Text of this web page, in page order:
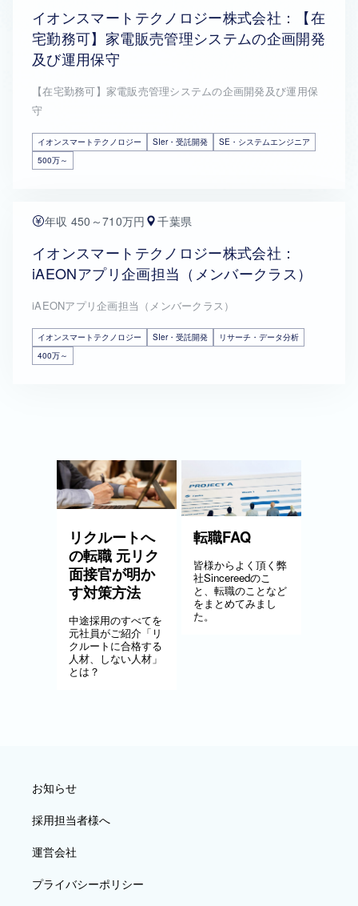
イオンスマートテクノロジー株式会社：【在
宅勤務可】家電販売管理システムの企画開発
及び運用保守
【在宅勤務可】家電販売管理システムの企画開発及び運用保
守
イオンスマートテクノロジー SIer・受託開発
SE・システムエンジニア
500万～
年収 450～710万円 千葉県
イオンスマートテクノロジー株式会社：
iAEONアプリ企画担当（メンバークラス）
iAEONアプリ企画担当（メンバークラス）
イオンスマートテクノロジー SIer・受託開発
リサーチ・データ分析
400万～
リクルートへ
の転職 元リク
面接官が明か
す対策方法
中途採用のすべてを
元社員がご紹介「リ
クルートに合格する
人材、しない人材」
とは？
転職FAQ
皆様からよく頂く弊
社Sincereedのこ
と、転職のことなど
をまとめてみまし
た。
お知らせ
採用担当者様へ
運営会社
プライバシーポリシー